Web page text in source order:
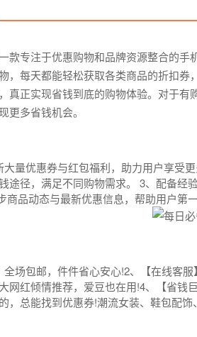
款专注于优惠购物和品牌资源整合的
，每天都能轻松获取各类商品的折扣
真正实现省钱到底的购物体验。对于
更多省钱机会。
大量优惠券与红包福利，助力用户享受
途径，满足不同购物需求。 3、配备经
商品动态与最新优惠信息，帮助用户第
场包邮，件件省心安心!2、【在线客
大网红倾情推荐，爱豆也在用!4、【省
，总能找到优惠券!潮流女装、鞋包配